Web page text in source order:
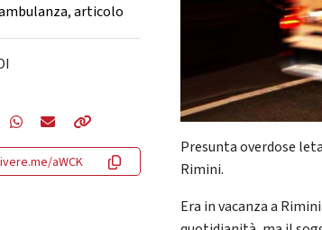
,articolo
aWCK
Presunta overdose
Rimini.
Era in vacanza a